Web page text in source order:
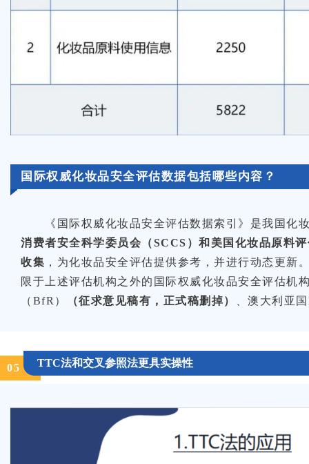
国际权威化妆品安全评估数据包括哪些内容？
《国际权威化妆品安全评估数据索引》是我国
消费者安全科学委员会（SCCS）和美国化妆品原料
收集 ，为化妆品安全评估提供参考，并进行动态更新
限于上述评估机构之外的国际权威化妆品安全评估机
（BfR）
（征求意见稿有，正式稿删掉） 、澳大利亚
05 TTC法和交叉参照法更具实操性